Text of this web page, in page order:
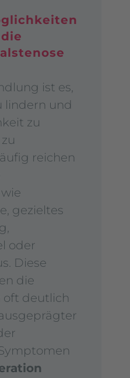
ist es,
lindern und
zu
reichen
wie
gezieltes
oder
Diese
die
oft deutlich